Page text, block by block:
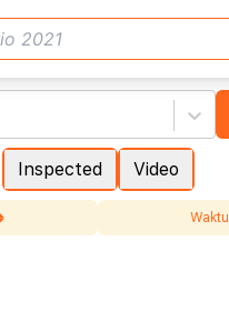
Inspected Video
Waktu